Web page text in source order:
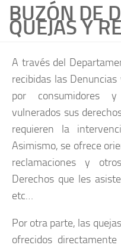
BUZÓN DE
QUEJAS Y
A través del
recibidas las
por consumidores
vulnerados sus
requieren la
Asimismo, se ofrece
reclamaciones y
Derechos que les
etc…
Por otra parte, las
ofrecidos